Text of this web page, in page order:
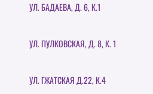
УЛ. БАДАЕВА, Д. 6, К.1
УЛ. ПУЛКОВСКАЯ, Д. 8, К. 1
УЛ. ГЖАТСКАЯ Д.22, К.4